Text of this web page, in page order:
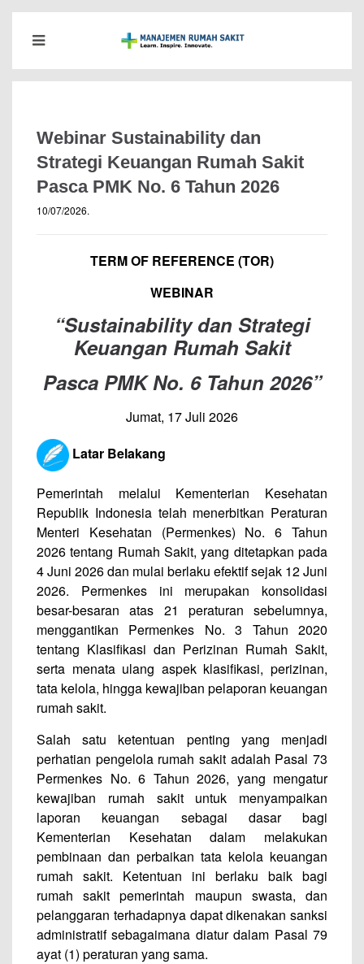
Webinar Sustainability dan
Strategi Keuangan Rumah Sakit
Pasca PMK No. 6 Tahun 2026
10/07/2026.
TERM OF REFERENCE (TOR)
WEBINAR
“Sustainability dan Strategi
Keuangan Rumah Sakit
Pasca PMK No. 6 Tahun 2026”
Jumat, 17 Juli 2026
Latar Belakang
Pemerintah melalui Kementerian Kesehatan
Republik Indonesia telah menerbitkan Peraturan
Menteri Kesehatan (Permenkes) No. 6 Tahun
2026 tentang Rumah Sakit, yang ditetapkan pada
4 Juni 2026 dan mulai berlaku efektif sejak 12 Juni
2026. Permenkes ini merupakan konsolidasi
besar-besaran atas 21 peraturan sebelumnya,
menggantikan Permenkes No. 3 Tahun 2020
tentang Klasifikasi dan Perizinan Rumah Sakit,
serta menata ulang aspek klasifikasi, perizinan,
tata kelola, hingga kewajiban pelaporan keuangan
rumah sakit.
Salah satu ketentuan penting yang menjadi
perhatian pengelola rumah sakit adalah Pasal 73
Permenkes No. 6 Tahun 2026, yang mengatur
kewajiban rumah sakit untuk menyampaikan
laporan keuangan sebagai dasar bagi
Kementerian Kesehatan dalam melakukan
pembinaan dan perbaikan tata kelola keuangan
rumah sakit. Ketentuan ini berlaku baik bagi
rumah sakit pemerintah maupun swasta, dan
pelanggaran terhadapnya dapat dikenakan sanksi
administratif sebagaimana diatur dalam Pasal 79
ayat (1) peraturan yang sama.